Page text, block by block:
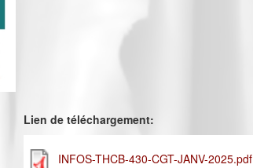
Lien de téléchargement:
INFOS-THCB-430-CGT-JANV-2025.pdf